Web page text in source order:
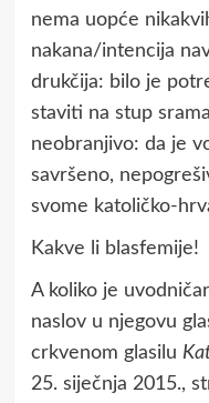
nema uopće
nakana/intencija
drukčija: bilo je
staviti na stup
neobranjivo: da je
savršeno,
svome katoličko-
Kakve li blasfemije!
A koliko je
naslov u njegovu
crkvenom glasilu
25. siječnja 2015.,